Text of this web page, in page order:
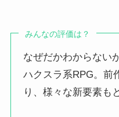
みんなの評価は？
なぜだかわからない
ハクスラ系RPG。前
り、様々な新要素も